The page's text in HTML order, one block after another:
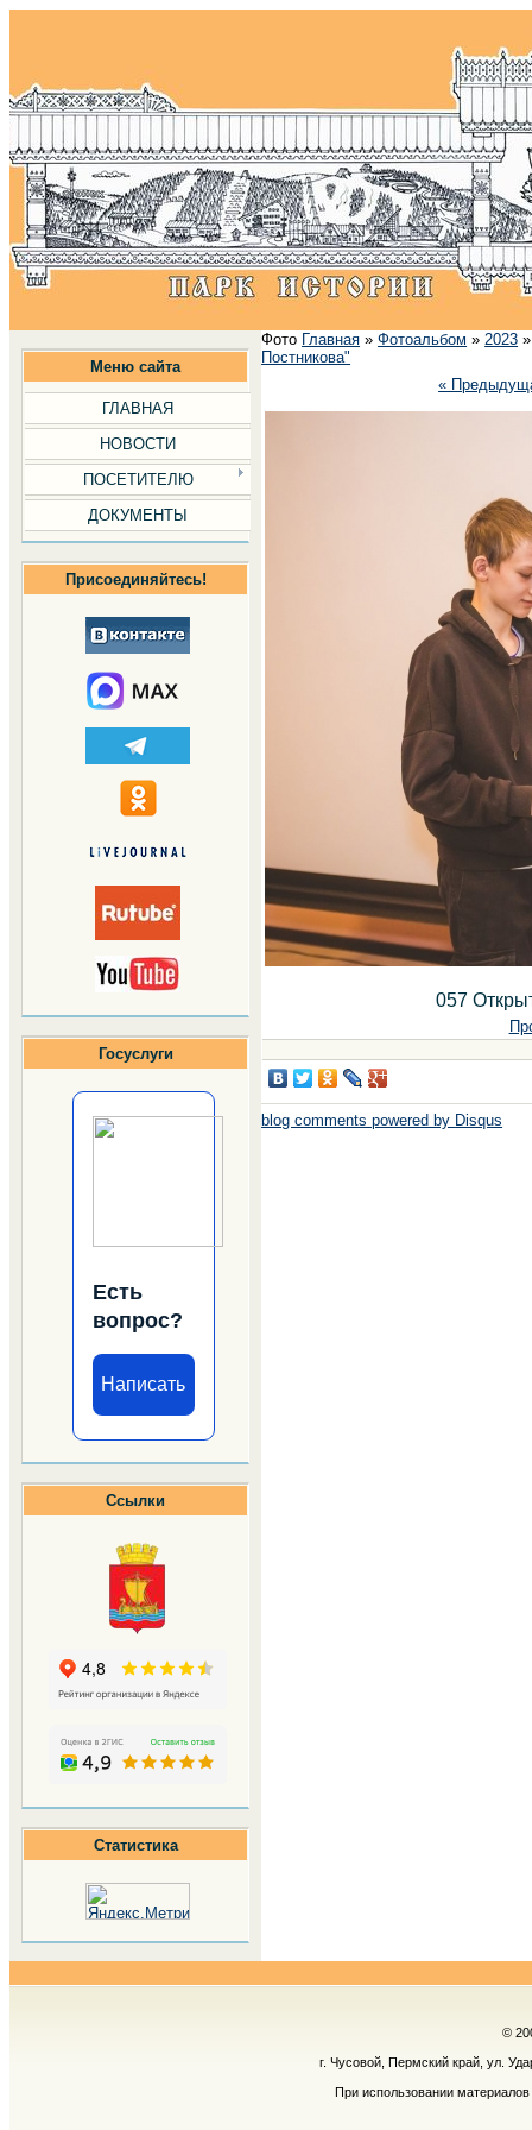
Меню сайта
ГЛАВНАЯ
НОВОСТИ
ПОСЕТИТЕЛЮ
ДОКУМЕНТЫ
Присоединяйтесь!
Госуслуги
Есть
вопрос?
Написать
Ссылки
Статистика
Фото Главная »Фотоальбом »2023
Постникова"
«
057
blog comments powered by Disqus
©
г. Чусовой, Пермский край, ул.
При использовании